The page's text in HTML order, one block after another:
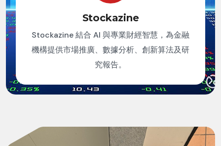
Stockazine
Stockazine 結合 AI 與專業財經智慧，為金融
機構提供市場推廣、數據分析、創新算法及研
究報告。